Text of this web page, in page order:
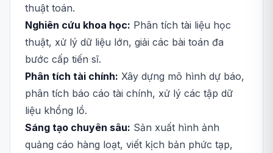
thuật toán.
Nghiên cứu khoa học: Phân tích tài liệu học
thuật, xử lý dữ liệu lớn, giải các bài toán đa
bước cấp tiến sĩ.
Phân tích tài chính: Xây dựng mô hình dự báo,
phân tích báo cáo tài chính, xử lý các tập dữ
liệu khổng lồ.
Sáng tạo chuyên sâu: Sản xuất hình ảnh
quảng cáo hàng loạt, viết kịch bản phức tạp,